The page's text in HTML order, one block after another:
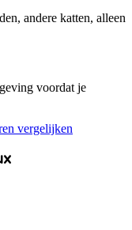
andere katten, alleen
voordat je
vergelijken